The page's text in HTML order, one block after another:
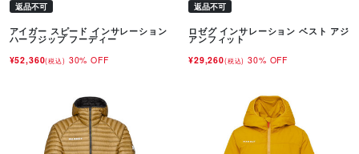
返品不可
アイガー スピード インサレーション
ハーフジップ フーディー
¥52,360(税込) 30% OFF
返品不可
ロゼグ インサレーション ベスト アジ
アンフィット
¥29,260(税込) 30% OFF